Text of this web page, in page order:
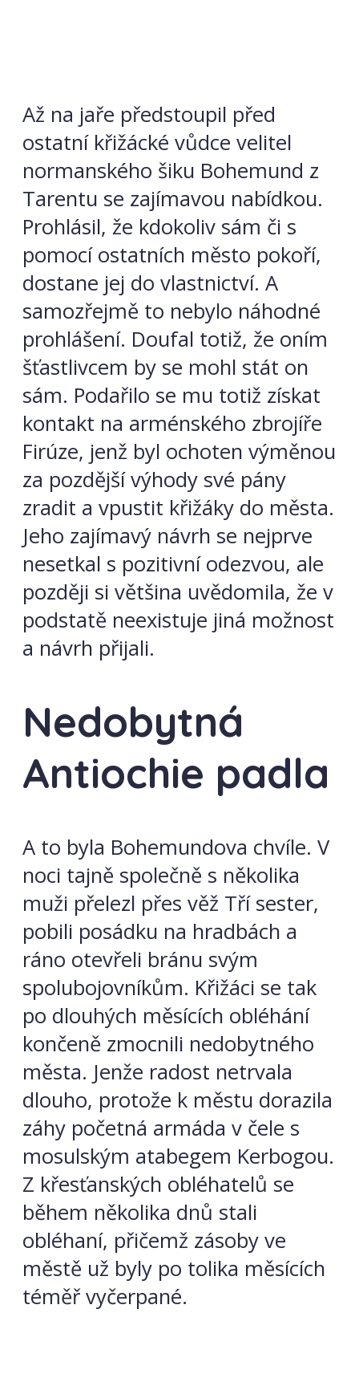
Až na jaře předstoupil před
ostatní křižácké vůdce velitel
normanského šiku Bohemund z
Tarentu se zajímavou nabídkou.
Prohlásil, že kdokoliv sám či s
pomocí ostatních město pokoří,
dostane jej do vlastnictví. A
samozřejmě to nebylo náhodné
prohlášení. Doufal totiž, že oním
šťastlivcem by se mohl stát on
sám. Podařilo se mu totiž získat
kontakt na arménského zbrojíře
Firúze, jenž byl ochoten výměnou
za pozdější výhody své pány
zradit a vpustit křižáky do města.
Jeho zajímavý návrh se nejprve
nesetkal s pozitivní odezvou, ale
později si většina uvědomila, že v
podstatě neexistuje jiná možnost
a návrh přijali.
Nedobytná
Antiochie padla
A to byla Bohemundova chvíle. V
noci tajně společně s několika
muži přelezl přes věž Tří sester,
pobili posádku na hradbách a
ráno otevřeli bránu svým
spolubojovníkům. Křižáci se tak
po dlouhých měsících obléhání
končeně zmocnili nedobytného
města. Jenže radost netrvala
dlouho, protože k městu dorazila
záhy početná armáda v čele s
mosulským atabegem Kerbogou.
Z křesťanských obléhatelů se
během několika dnů stali
obléhaní, přičemž zásoby ve
městě už byly po tolika měsících
téměř vyčerpané.